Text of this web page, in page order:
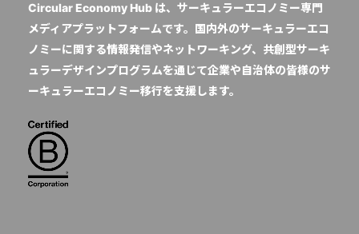
Circular Economy Hub は、サーキュラーエコノミー専門
メディアプラットフォームです。国内外のサーキュラーエコ
ノミーに関する情報発信やネットワーキング、共創型サーキ
ュラーデザインプログラムを通じて企業や自治体の皆様のサ
ーキュラーエコノミー移行を支援します。